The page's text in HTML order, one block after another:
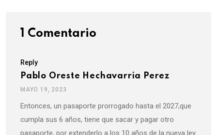
1 Comentario
Reply
Pablo Oreste Hechavarria Perez
MAYO 19, 2023
Entonces, un pasaporte prorrogado hasta el 2027,que
cumpla sus 6 años, tiene que sacar y pagar otro
pasaporte, por extenderlo a los 10 años de la nueva ley.